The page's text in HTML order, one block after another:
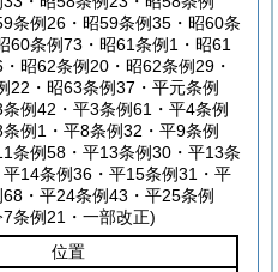
条例26・昭59条例35・昭60条
60条例73・昭61条例1・昭61
昭62条例20・昭62条例29・
22・昭63条例37・平元条例
例42・平3条例61・平4条例
例1・平8条例32・平9条例
条例58・平13条例30・平13条
14条例36・平15条例31・平
・平24条例43・平25条例
条例21・一部改正)
位置